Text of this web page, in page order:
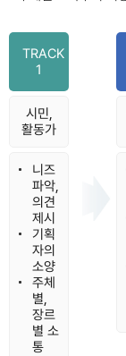
TRACK
1
시민,
활동가
니즈
파악,
의견
제시
기획
자의
소양
주체
별,
장르
별 소
통